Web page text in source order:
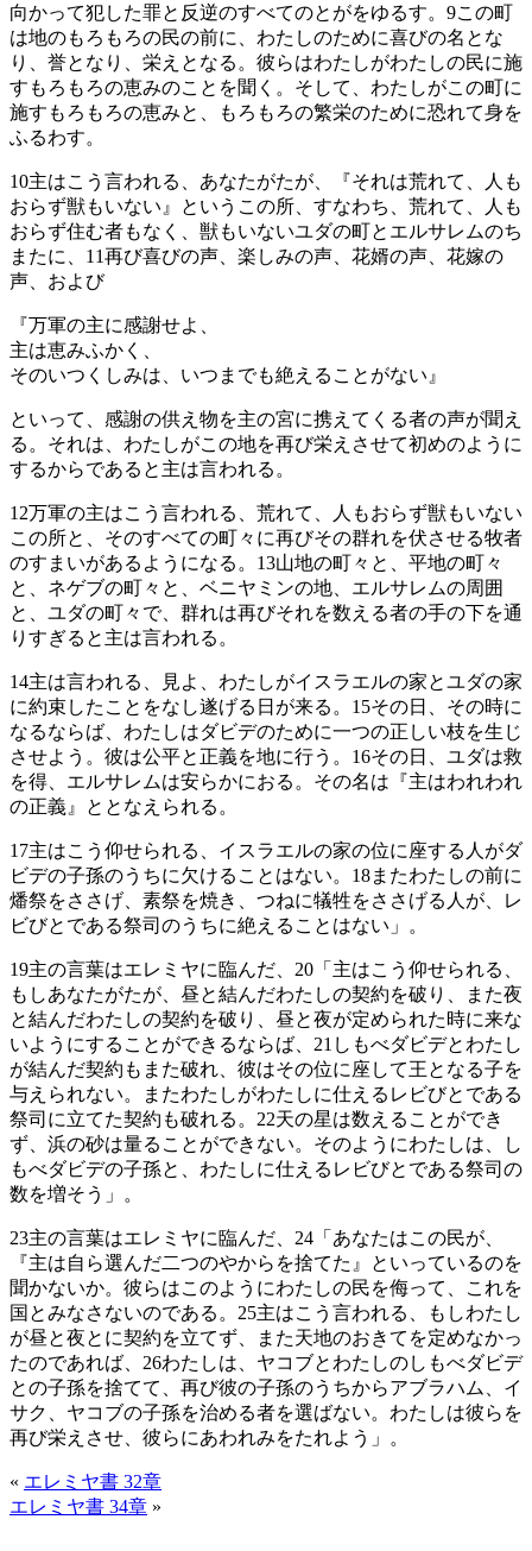
向かって犯した罪と反逆のすべてのとがをゆるす。 9この町
は地のもろもろの民の前に、わたしのために喜びの名とな
り、誉となり、栄えとなる。彼らはわたしがわたしの民に施
すもろもろの恵みのことを聞く。そして、わたしがこの町に
施すもろもろの恵みと、もろもろの繁栄のために恐れて身を
ふるわす。
10主はこう言われる、あなたがたが、『それは荒れて、人も
おらず獣もいない』というこの所、すなわち、荒れて、人も
おらず住む者もなく、獣もいないユダの町とエルサレムのち
またに、 11再び喜びの声、楽しみの声、花婿の声、花嫁の
声、および
『万軍の主に感謝せよ、
主は恵みふかく、
そのいつくしみは、いつまでも絶えることがない』
といって、感謝の供え物を主の宮に携えてくる者の声が聞え
る。それは、わたしがこの地を再び栄えさせて初めのように
するからであると主は言われる。
12万軍の主はこう言われる、荒れて、人もおらず獣もいない
この所と、そのすべての町々に再びその群れを伏させる牧者
のすまいがあるようになる。 13山地の町々と、平地の町々
と、ネゲブの町々と、ベニヤミンの地、エルサレムの周囲
と、ユダの町々で、群れは再びそれを数える者の手の下を通
りすぎると主は言われる。
14主は言われる、見よ、わたしがイスラエルの家とユダの家
に約束したことをなし遂げる日が来る。 15その日、その時に
なるならば、わたしはダビデのために一つの正しい枝を生じ
させよう。彼は公平と正義を地に行う。 16その日、ユダは救
を得、エルサレムは安らかにおる。その名は『主はわれわれ
の正義』ととなえられる。
17主はこう仰せられる、イスラエルの家の位に座する人がダ
ビデの子孫のうちに欠けることはない。 18またわたしの前に
燔祭をささげ、素祭を焼き、つねに犠牲をささげる人が、レ
ビびとである祭司のうちに絶えることはない」。
19主の言葉はエレミヤに臨んだ、 20 「主はこう仰せられる、
もしあなたがたが、昼と結んだわたしの契約を破り、また夜
と結んだわたしの契約を破り、昼と夜が定められた時に来な
いようにすることができるならば、 21 しもべダビデとわたし
が結んだ契約もまた破れ、彼はその位に座して王となる子を
与えられない。またわたしがわたしに仕えるレビびとである
祭司に立てた契約も破れる。 22天の星は数えることができ
ず、浜の砂は量ることができない。そのようにわたしは、し
もべダビデの子孫と、わたしに仕えるレビびとである祭司の
数を増そう」。
23主の言葉はエレミヤに臨んだ、 24 「あなたはこの民が、
『主は自ら選んだ二つのやからを捨てた』といっているのを
聞かないか。彼らはこのようにわたしの民を侮って、これを
国とみなさないのである。 25主はこう言われる、もしわたし
が昼と夜とに契約を立てず、また天地のおきてを定めなかっ
たのであれば、 26わたしは、ヤコブとわたしのしもべダビデ
との子孫を捨てて、再び彼の子孫のうちからアブラハム、イ
サク、ヤコブの子孫を治める者を選ばない。わたしは彼らを
再び栄えさせ、彼らにあわれみをたれよう」。
« エレミヤ書 32章
エレミヤ書 34章 »